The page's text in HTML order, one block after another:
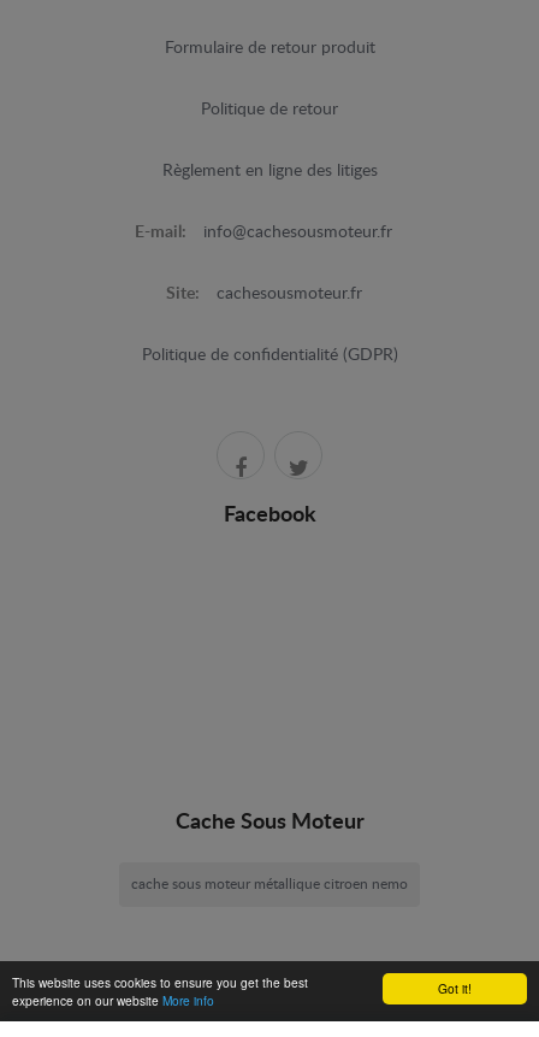
Got it!
This website uses cookies to ensure you get the best
experience on our website More info
Formulaire de retour produit
Politique de retour
Règlement en ligne des litiges
E-mail: info@cachesousmoteur.fr
Site: cachesousmoteur.fr
Politique de confidentialité (GDPR)
Facebook
Cache Sous Moteur
cache sous moteur métallique citroen nemo
Cache Sous Moteur -© 2026